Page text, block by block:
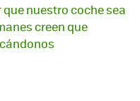
nuestro coche sea
creen que